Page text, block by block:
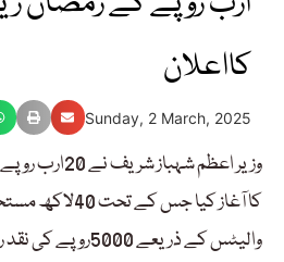
کااعلان
Sunday, 2 March, 2025
وزیر اعظم
کا آغاز کیا جس
والیٹس کے ذریعے